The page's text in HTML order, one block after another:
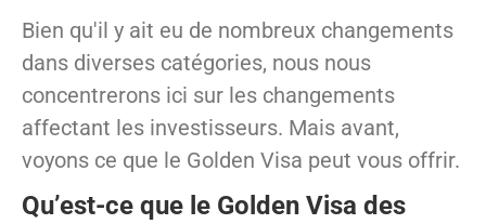
Bien qu'il y ait eu de nombreux changements
dans diverses catégories, nous nous
concentrerons ici sur les changements
affectant les investisseurs. Mais avant,
voyons ce que le Golden Visa peut vous offrir.
Qu’est-ce que le Golden Visa des